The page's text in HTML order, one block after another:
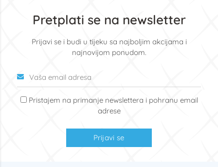
Pretplati se na newsletter
Prijavi se i budi u tijeku sa najboljim akcijama i
najnovijom ponudom.
Pristajem na primanje newslettera i pohranu email
adrese
Prijavi se